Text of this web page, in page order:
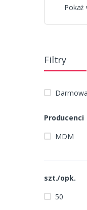
Pokaż
Filtry
Producenci
MDM
szt./opk.
50